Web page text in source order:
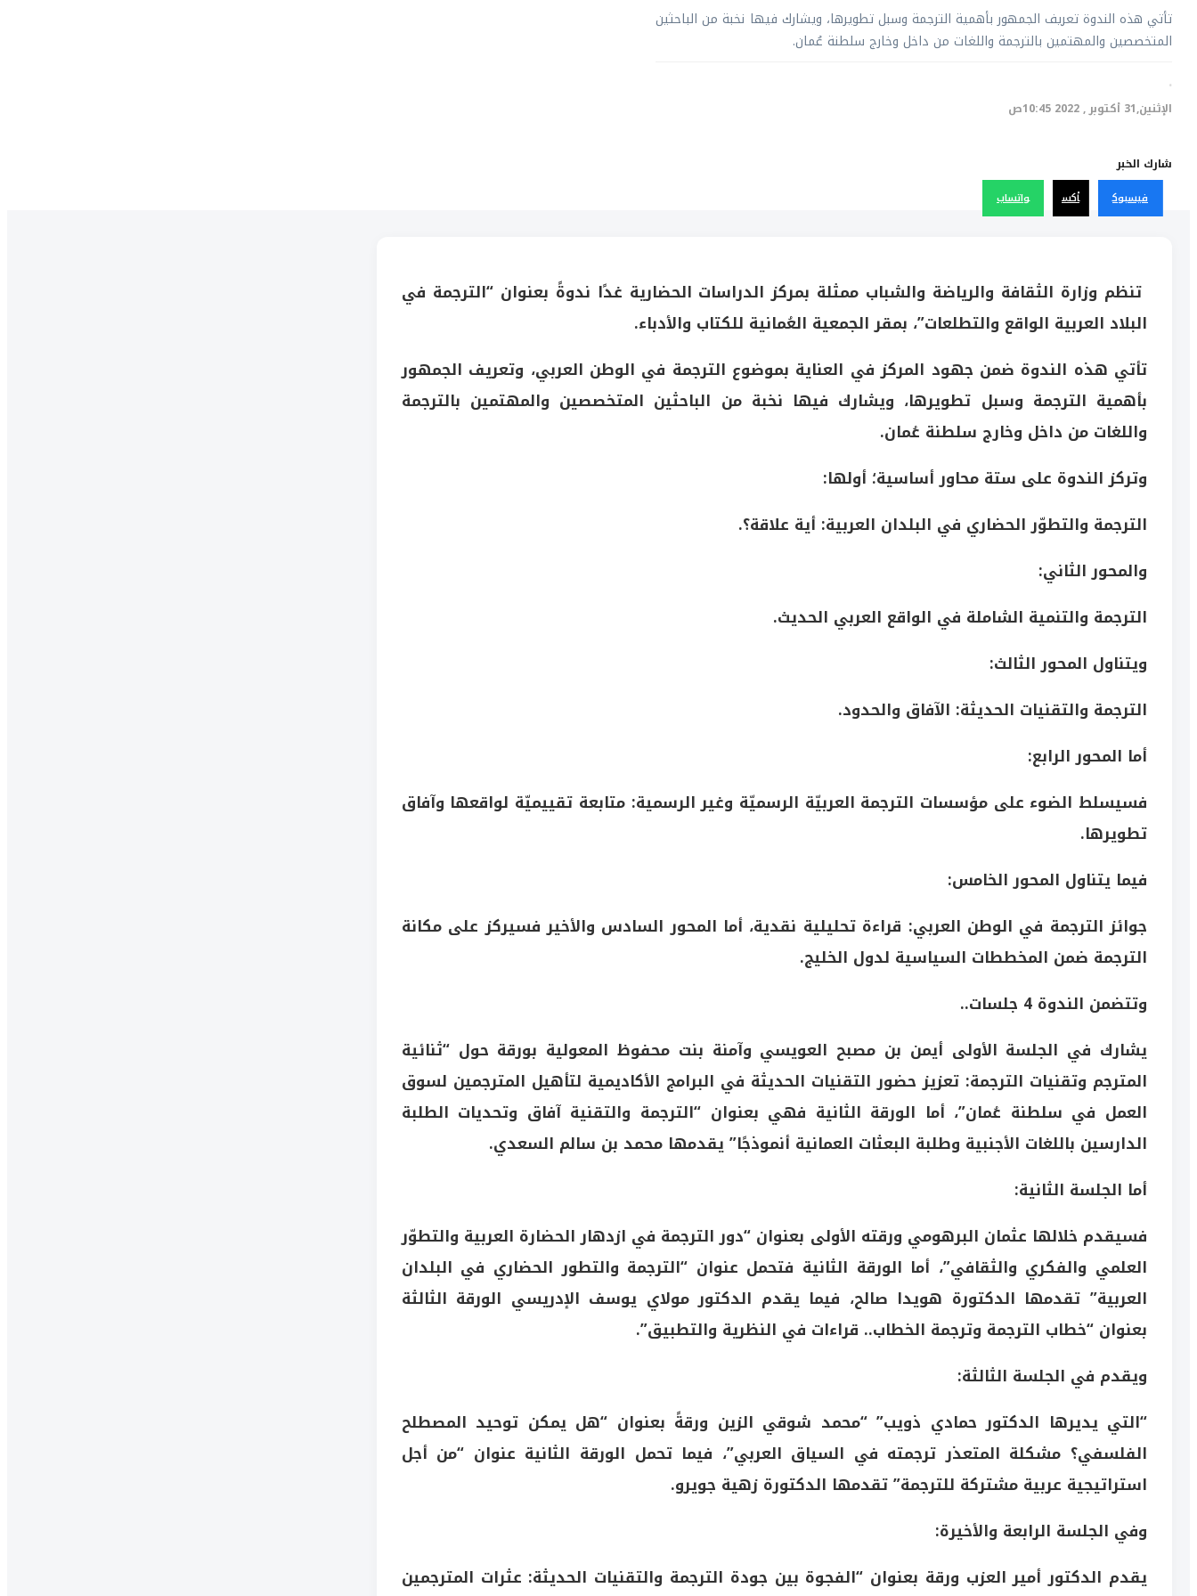
تأتي هذه الندوة تعريف الجمهور بأهمية الترجمة وسبل تطويرها، ويشارك فيها نخبة من الباحثين
المتخصصين والمهتمين بالترجمة واللغات من داخل وخارج سلطنة عُمان.
·
الإثنين,31 أكتوبر , 2022 10:45ص
شارك الخبر
فيسبوك أكس واتساب
تنظم وزارة الثقافة والرياضة والشباب ممثلة بمركز الدراسات الحضارية غدًا ندوةً بعنوان “الترجمة في
البلاد العربية الواقع والتطلعات”، بمقر الجمعية العُمانية للكتاب والأدباء.
تأتي هذه الندوة ضمن جهود المركز في العناية بموضوع الترجمة في الوطن العربي، وتعريف الجمهور
بأهمية الترجمة وسبل تطويرها، ويشارك فيها نخبة من الباحثين المتخصصين والمهتمين بالترجمة
واللغات من داخل وخارج سلطنة عُمان.
وتركز الندوة على ستة محاور أساسية؛ أولها:
الترجمة والتطوّر الحضاري في البلدان العربية: أية علاقة؟.
والمحور الثاني:
الترجمة والتنمية الشاملة في الواقع العربي الحديث.
ويتناول المحور الثالث:
الترجمة والتقنيات الحديثة: الآفاق والحدود.
أما المحور الرابع:
فسيسلط الضوء على مؤسسات الترجمة العربيّة الرسميّة وغير الرسمية: متابعة تقييميّة لواقعها وآفاق
تطويرها.
فيما يتناول المحور الخامس:
جوائز الترجمة في الوطن العربي: قراءة تحليلية نقدية، أما المحور السادس والأخير فسيركز على مكانة
الترجمة ضمن المخططات السياسية لدول الخليج.
وتتضمن الندوة 4 جلسات..
يشارك في الجلسة الأولى أيمن بن مصبح العويسي وآمنة بنت محفوظ المعولية بورقة حول “ثنائية
المترجم وتقنيات الترجمة: تعزيز حضور التقنيات الحديثة في البرامج الأكاديمية لتأهيل المترجمين لسوق
العمل في سلطنة عُمان”، أما الورقة الثانية فهي بعنوان “الترجمة والتقنية آفاق وتحديات الطلبة
الدارسين باللغات الأجنبية وطلبة البعثات العمانية أنموذجًا” يقدمها محمد بن سالم السعدي.
أما الجلسة الثانية:
فسيقدم خلالها عثمان البرهومي ورقته الأولى بعنوان “دور الترجمة في ازدهار الحضارة العربية والتطوّر
العلمي والفكري والثقافي”، أما الورقة الثانية فتحمل عنوان “الترجمة والتطور الحضاري في البلدان
العربية” تقدمها الدكتورة هويدا صالح، فيما يقدم الدكتور مولاي يوسف الإدريسي الورقة الثالثة
بعنوان “خطاب الترجمة وترجمة الخطاب.. قراءات في النظرية والتطبيق”.
ويقدم في الجلسة الثالثة:
“التي يديرها الدكتور حمادي ذويب” “محمد شوقي الزين ورقةً بعنوان “هل يمكن توحيد المصطلح
الفلسفي؟ مشكلة المتعذر ترجمته في السياق العربي”، فيما تحمل الورقة الثانية عنوان “من أجل
استراتيجية عربية مشتركة للترجمة” تقدمها الدكتورة زهية جويرو.
وفي الجلسة الرابعة والأخيرة:
يقدم الدكتور أمير العزب ورقة بعنوان “الفجوة بين جودة الترجمة والتقنيات الحديثة: عثرات المترجمين